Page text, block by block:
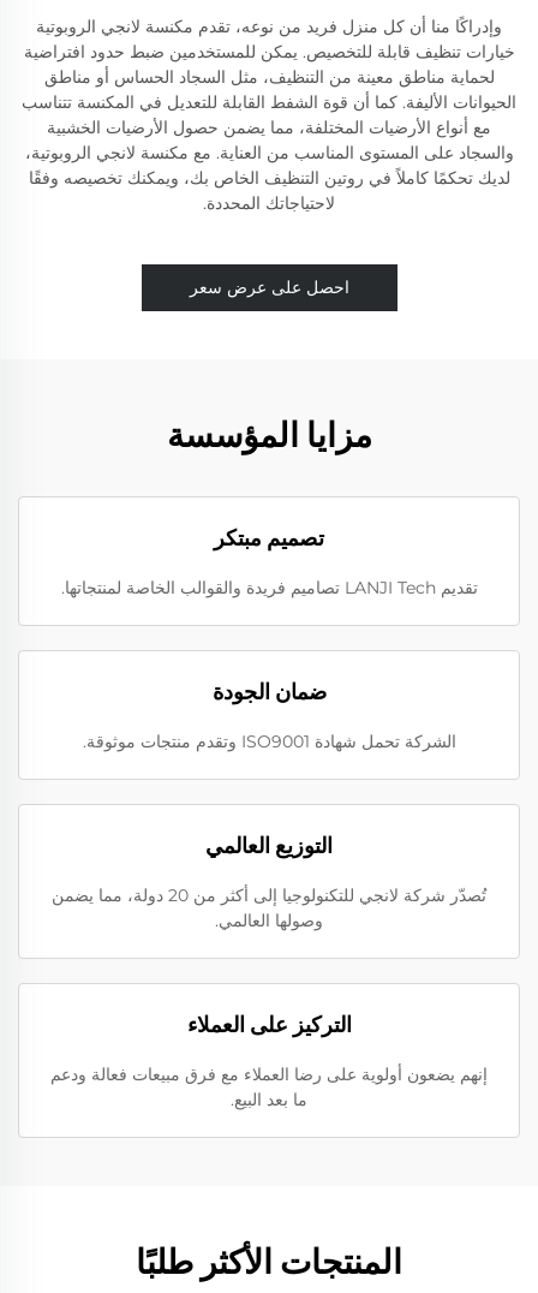
وإدراكًا منا أن كل منزل فريد من نوعه، تقدم مكنسة لانجي الروبوتية
خيارات تنظيف قابلة للتخصيص. يمكن للمستخدمين ضبط حدود افتراضية
لحماية مناطق معينة من التنظيف، مثل السجاد الحساس أو مناطق
الحيوانات الأليفة. كما أن قوة الشفط القابلة للتعديل في المكنسة تتناسب
مع أنواع الأرضيات المختلفة، مما يضمن حصول الأرضيات الخشبية
والسجاد على المستوى المناسب من العناية. مع مكنسة لانجي الروبوتية،
لديك تحكمًا كاملاً في روتين التنظيف الخاص بك، ويمكنك تخصيصه وفقًا
لاحتياجاتك المحددة.
احصل على عرض سعر
مزايا المؤسسة
تصميم مبتكر
تقديم LANJI Tech تصاميم فريدة والقوالب الخاصة لمنتجاتها.
ضمان الجودة
الشركة تحمل شهادة ISO9001 وتقدم منتجات موثوقة.
التوزيع العالمي
تُصدّر شركة لانجي للتكنولوجيا إلى أكثر من 20 دولة، مما يضمن
وصولها العالمي.
التركيز على العملاء
إنهم يضعون أولوية على رضا العملاء مع فرق مبيعات فعالة ودعم
ما بعد البيع.
المنتجات الأكثر طلبًا